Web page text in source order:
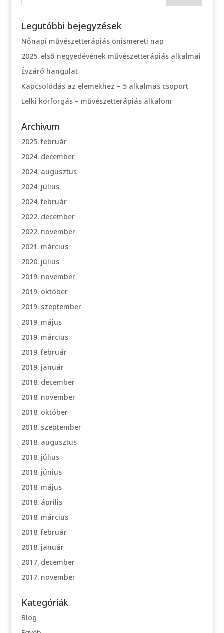
Legutóbbi bejegyzések
Nőnapi művészetterápiás önismereti nap
2025. első negyedévének művészetterápiás alkalmai
Évzáró hangulat
Kapcsolódás az elemekhez – 5 alkalmas csoport
Lelki körforgás – művészetterápiás alkalom
Archívum
2025. február
2024. december
2024. augusztus
2024. július
2024. február
2022. december
2022. november
2021. március
2020. július
2019. november
2019. október
2019. szeptember
2019. május
2019. március
2019. február
2019. január
2018. december
2018. november
2018. október
2018. szeptember
2018. augusztus
2018. július
2018. június
2018. május
2018. április
2018. március
2018. február
2018. január
2017. december
2017. november
Kategóriák
Blog